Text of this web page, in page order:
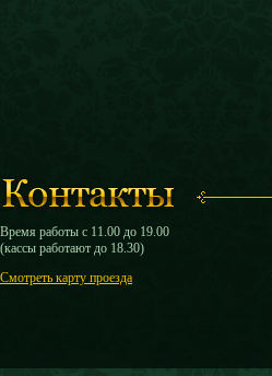
Время работы с 11.00 до 19.00
(кассы работают до 18.30)
Смотреть карту проезда